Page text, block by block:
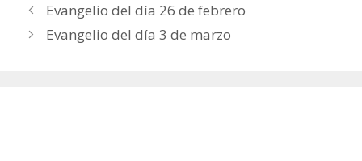
Evangelio del día 26 de febrero
Evangelio del día 3 de marzo